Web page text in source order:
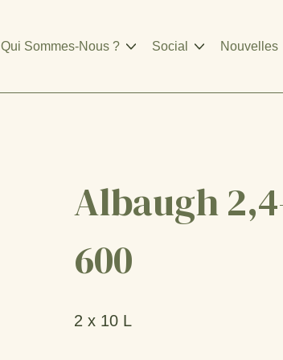
Qui Sommes-Nous ? Social Nouvelles
Albaugh
600
2 x 10 L